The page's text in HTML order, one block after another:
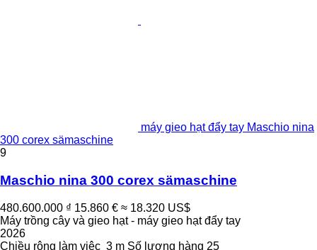
máy gieo hạt đẩy tay Maschio nina
300 corex sämaschine
9
Maschio nina 300 corex sämaschine
480.600.000 ₫ 15.860 € ≈ 18.320 US$
Máy trồng cây và gieo hạt - máy gieo hạt đẩy tay
2026
Chiều rộng làm việc 3 m Số lượng hàng 25